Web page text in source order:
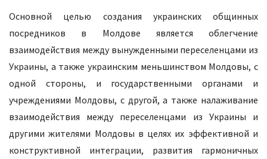
Основной целью создания украинских общинных
посредников в Молдове является облегчение
взаимодействия между вынужденными переселенцами из
Украины, а также украинским меньшинством Молдовы, с
одной стороны, и государственными органами и
учреждениями Молдовы, с другой, а также налаживание
взаимодействия между переселенцами из Украины и
другими жителями Молдовы в целях их эффективной и
конструктивной интеграции, развития гармоничных